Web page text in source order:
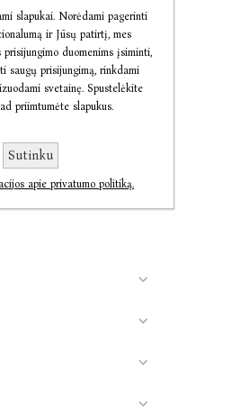
slapukai. Norėdami pagerinti
ir Jūsų patirtį, mes
prisijungimo duomenims įsiminti,
saugų prisijungimą, rinkdami
svetainę. Spustelėkite
priimtumėte slapukus.
Sutinku
apie privatumo politiką.